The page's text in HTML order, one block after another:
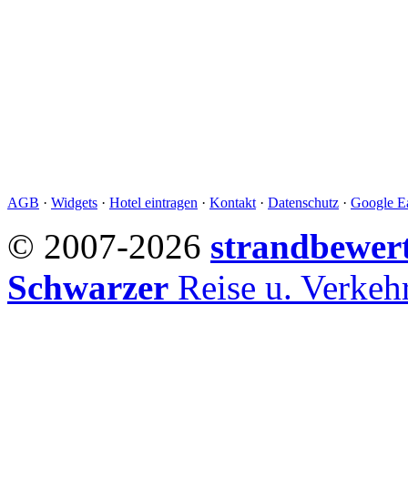
AGB · Widgets · Hotel eintragen · Kontakt · Datenschutz · Google
© 2007-2026
Schwarzer Reise u.